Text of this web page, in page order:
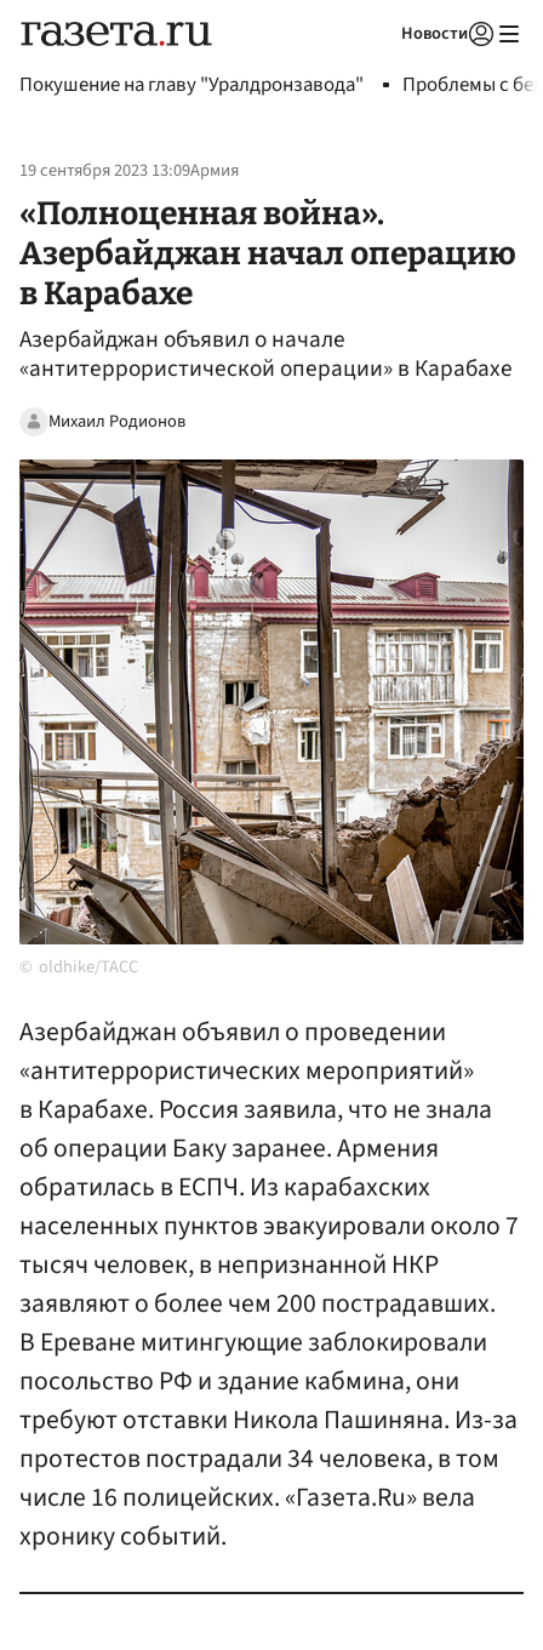
Новости
Покушение на главу "Уралдронзавода" Проблемы с
19 сентября 2023 13:09Армия
«Полноценная война».
Азербайджан начал операцию
в Карабахе
Азербайджан объявил о начале
«антитеррористической операции» в Карабахе
Михаил Родионов
oldhike/ТАСС
Азербайджан объявил о проведении
«антитеррористических мероприятий»
в Карабахе. Россия заявила, что не знала
об операции Баку заранее. Армения
обратилась в ЕСПЧ. Из карабахских
населенных пунктов эвакуировали около 7
тысяч человек, в непризнанной НКР
заявляют о более чем 200 пострадавших.
В Ереване митингующие заблокировали
посольство РФ и здание кабмина, они
требуют отставки Никола Пашиняна. Из-за
протестов пострадали 34 человека, в том
числе 16 полицейских. «Газета.Ru» вела
хронику событий.